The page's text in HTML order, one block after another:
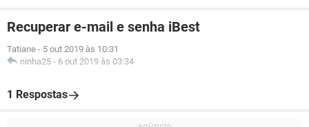
Recuperar e-mail e senha iBest
Tatiane - 5 out 2019 às 10:31
ninha25 - 6 out 2019 às 03:34
1 Respostas